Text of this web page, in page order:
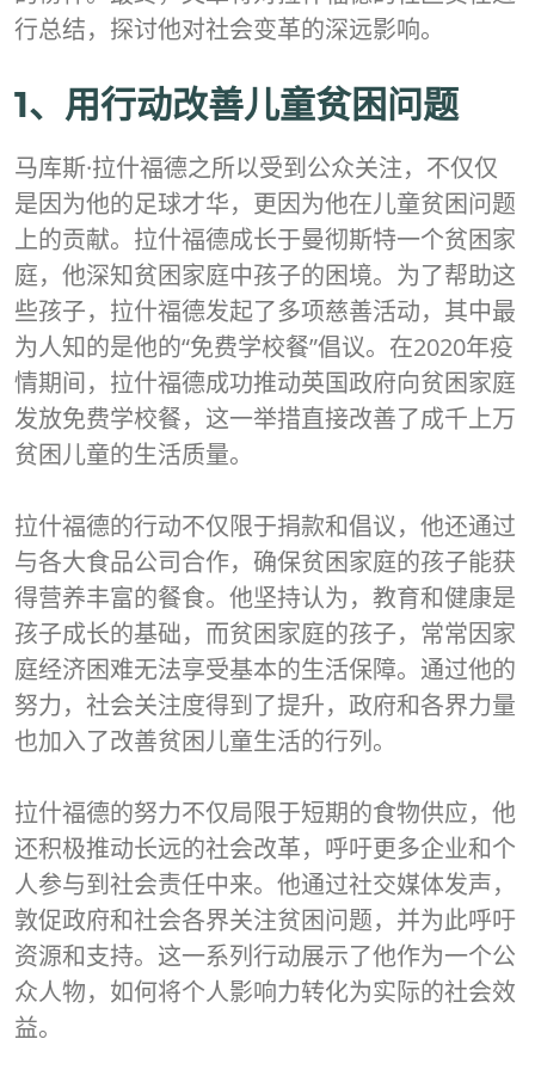
行总结，探讨他对社会变革的深远影响。
1、用行动改善儿童贫困问题
马库斯·拉什福德之所以受到公众关注，不仅仅
是因为他的足球才华，更因为他在儿童贫困问题
上的贡献。拉什福德成长于曼彻斯特一个贫困家
庭，他深知贫困家庭中孩子的困境。为了帮助这
些孩子，拉什福德发起了多项慈善活动，其中最
为人知的是他的“免费学校餐”倡议。在2020年疫
情期间，拉什福德成功推动英国政府向贫困家庭
发放免费学校餐，这一举措直接改善了成千上万
贫困儿童的生活质量。
拉什福德的行动不仅限于捐款和倡议，他还通过
与各大食品公司合作，确保贫困家庭的孩子能获
得营养丰富的餐食。他坚持认为，教育和健康是
孩子成长的基础，而贫困家庭的孩子，常常因家
庭经济困难无法享受基本的生活保障。通过他的
努力，社会关注度得到了提升，政府和各界力量
也加入了改善贫困儿童生活的行列。
拉什福德的努力不仅局限于短期的食物供应，他
还积极推动长远的社会改革，呼吁更多企业和个
人参与到社会责任中来。他通过社交媒体发声，
敦促政府和社会各界关注贫困问题，并为此呼吁
资源和支持。这一系列行动展示了他作为一个公
众人物，如何将个人影响力转化为实际的社会效
益。